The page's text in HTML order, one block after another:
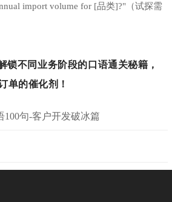
import volume for [品类]?"（试探需
锁不同业务阶段的口语通关秘籍，
单的催化剂！